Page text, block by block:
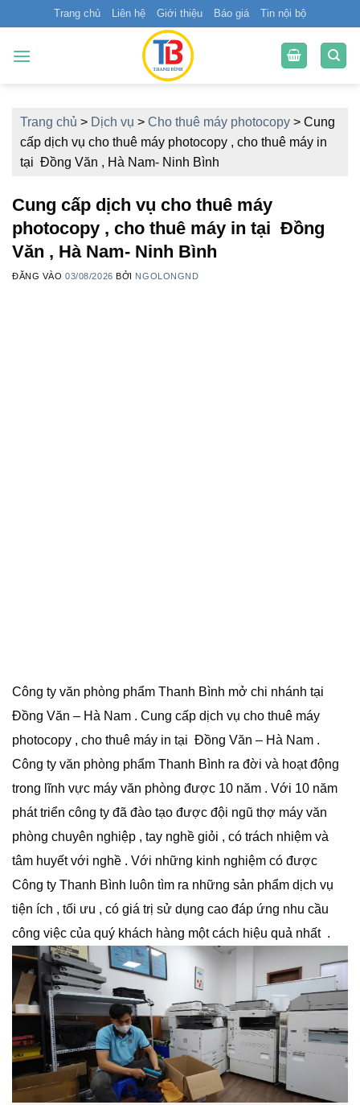
qua
nội
Trang chủ Liên hệ Giới thiệu Báo giá Tin nội bộ
Trang chủ > Dịch vụ > Cho thuê máy photocopy > Cung
cấp dịch vụ cho thuê máy photocopy , cho thuê máy in
tại Đồng Văn , Hà Nam- Ninh Bình
Cung cấp dịch vụ cho thuê máy
photocopy , cho thuê máy in tại Đồng
Văn , Hà Nam- Ninh Bình
ĐĂNG VÀO03/08/2026 BỞI NGOLONGND
Công ty văn phòng phẩm Thanh Bình mở chi nhánh tại
Đồng Văn – Hà Nam . Cung cấp dịch vụ cho thuê máy
photocopy , cho thuê máy in tại Đồng Văn – Hà Nam .
Công ty văn phòng phẩm Thanh Bình ra đời và hoạt động
trong lĩnh vực máy văn phòng được 10 năm . Với 10 năm
phát triển công ty đã đào tạo được đội ngũ thợ máy văn
phòng chuyên nghiệp , tay nghề giỏi , có trách nhiệm và
tâm huyết với nghề . Với những kinh nghiệm có được
Công ty Thanh Bình luôn tìm ra những sản phẩm dịch vụ
tiện ích , tối ưu , có giá trị sử dụng cao đáp ứng nhu cầu
công việc của quý khách hàng một cách hiệu quả nhất .